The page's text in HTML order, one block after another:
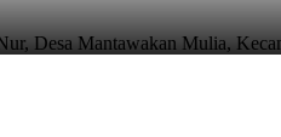
Desa Mantawakan Mulia,